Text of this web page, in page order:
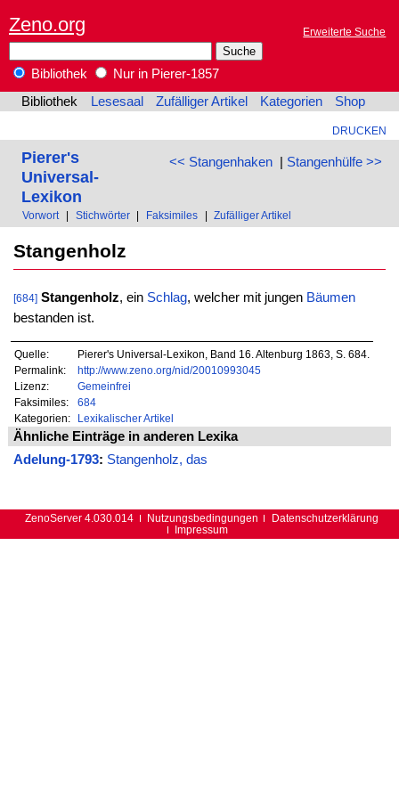
Zeno.org Erweiterte Suche
Bibliothek
Nur in Pierer-1857
Bibliothek
Lesesaal Zufälliger Artikel Kategorien Shop
DRUCKEN
<< Stangenhaken| Stangenhülfe >>
Pierer's
Universal-
Lexikon
Vorwort Stichwörter Faksimiles Zufälliger Artikel
Stangenholz
[684] Stangenholz, ein Schlag, welcher mit jungen Bäumen
bestanden ist.
Quelle:
Pierer's Universal-Lexikon, Band 16. Altenburg 1863, S. 684.
Permalink:
http://www.zeno.org/nid/20010993045
Lizenz:
Gemeinfrei
Faksimiles:
684
Kategorien:
Lexikalischer Artikel
Ähnliche Einträge in anderen Lexika
Adelung-1793: Stangenholz, das
ZenoServer 4.030.014 Nutzungsbedingungen
Datenschutzerklärung
Impressum